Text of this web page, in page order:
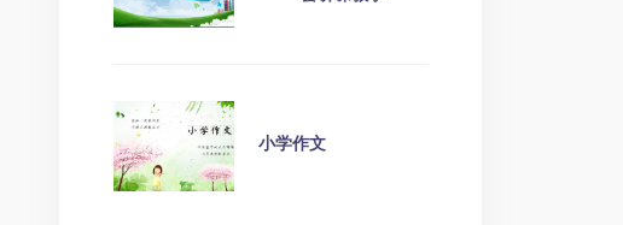
小学作文